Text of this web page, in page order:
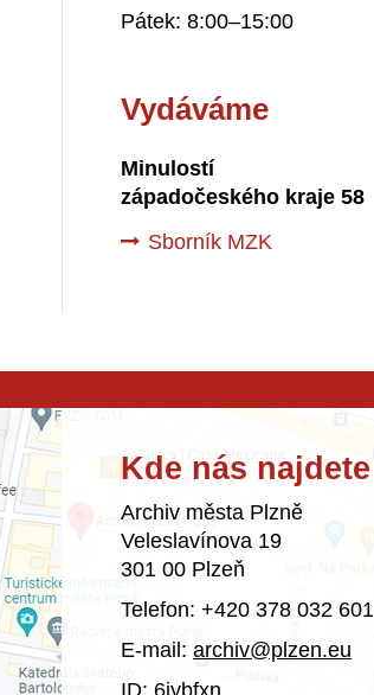
Pátek: 8:00–15:00
Vydáváme
Minulostí
západočeského kraje 58
Sborník MZK
Kde nás najdete
Archiv města Plzně
Veleslavínova 19
301 00 Plzeň
Telefon: +420 378 032 601
E-mail: archiv@plzen.eu
ID: 6iybfxn